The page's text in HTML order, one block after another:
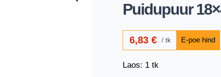
Puidupuur
6,83€ tk
Laos: 1 tk